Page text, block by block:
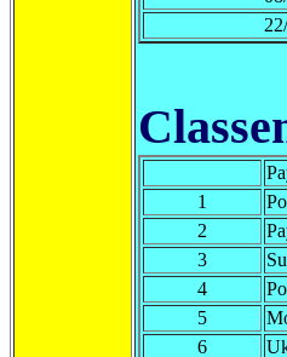
1
2
3
4
5
6